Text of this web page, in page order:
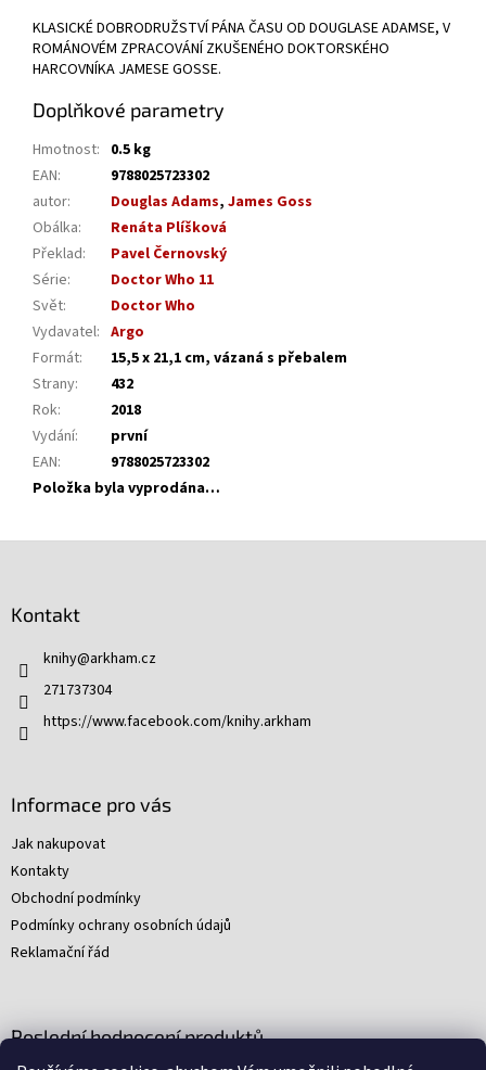
KLASICKÉ DOBRODRUŽSTVÍ PÁNA ČASU OD DOUGLASE ADAMSE, V
ROMÁNOVÉM ZPRACOVÁNÍ ZKUŠENÉHO DOKTORSKÉHO
HARCOVNÍKA JAMESE GOSSE.
Doplňkové parametry
Hmotnost: 0.5 kg
EAN:
9788025723302
autor: Douglas Adams, James Goss
Obálka:
Renáta Plíšková
Překlad:
Pavel Černovský
Série:
Doctor Who 11
Svět:
Doctor Who
Vydavatel: Argo
Formát:
15,5 x 21,1 cm, vázaná s přebalem
Strany:
432
Rok:
2018
Vydání:
první
EAN:
9788025723302
Položka byla vyprodána…
Kontakt
knihy@arkham.cz
271737304
https://www.facebook.com/knihy.arkham
Informace pro vás
Jak nakupovat
Kontakty
Obchodní podmínky
Podmínky ochrany osobních údajů
Reklamační řád
Poslední hodnocení produktů